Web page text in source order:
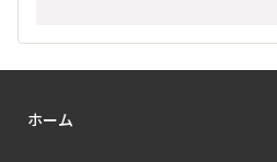
ホーム